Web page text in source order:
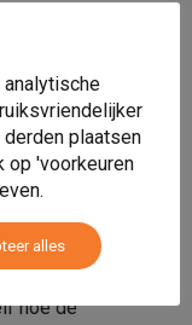
Een
zijn ontstaan.
het
en
kind. De
hoe de
derden plaatsen
op 'voorkeuren
alles